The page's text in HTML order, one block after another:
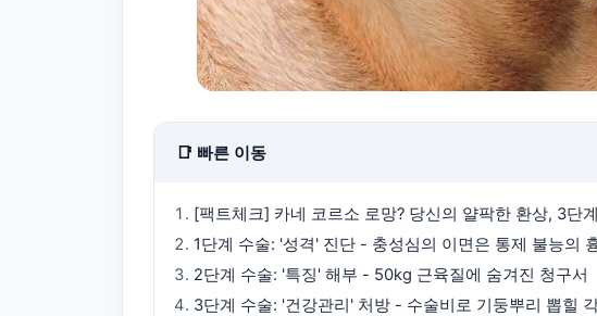
📑 빠른 이동
[팩트체크] 카네 코르소 로망? 당신의 얄팍한 환상, 3단
1단계 수술: '성격' 진단 - 충성심의 이면은 통제 불능의
2단계 수술: '특징' 해부 - 50kg 근육질에 숨겨진 청구서
3단계 수술: '건강관리' 처방 - 수술비로 기둥뿌리 뽑힐